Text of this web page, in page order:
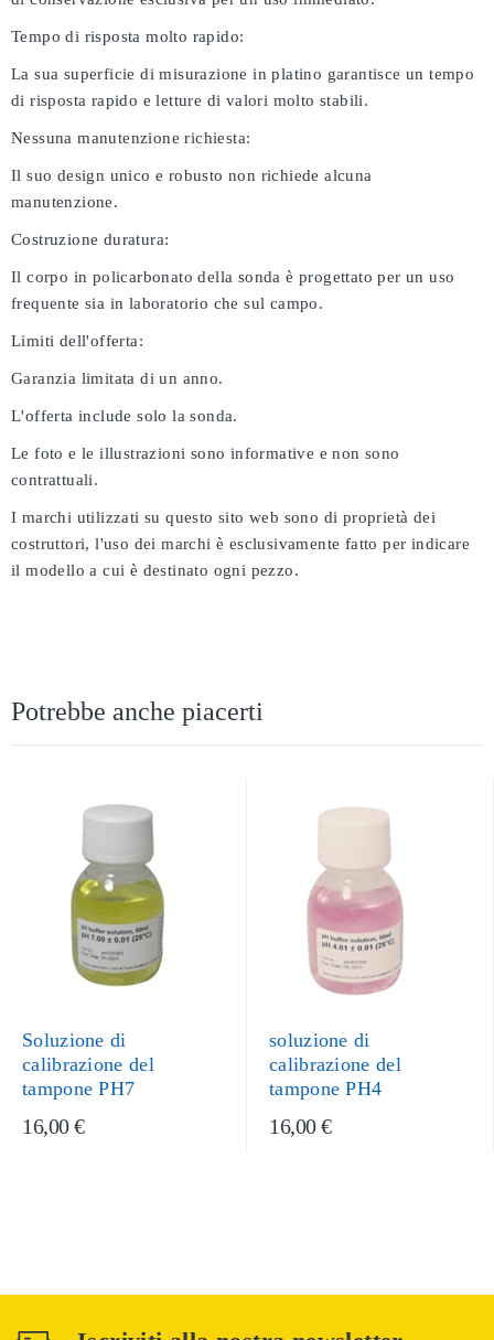
Tempo di risposta molto rapido:
La sua superficie di misurazione in platino garantisce un tempo
di risposta rapido e letture di valori molto stabili.
Nessuna manutenzione richiesta:
Il suo design unico e robusto non richiede alcuna
manutenzione.
Costruzione duratura:
Il corpo in policarbonato della sonda è progettato per un uso
frequente sia in laboratorio che sul campo.
Limiti dell'offerta:
Garanzia limitata di un anno.
L'offerta include solo la sonda.
Le foto e le illustrazioni sono informative e non sono
contrattuali.
I marchi utilizzati su questo sito web sono di proprietà dei
costruttori, l'uso dei marchi è esclusivamente fatto per indicare
il modello a cui è destinato ogni pezzo.
Potrebbe anche piacerti
Soluzione di
calibrazione del
tampone PH7
16,00 €
soluzione di
calibrazione del
tampone PH4
16,00 €